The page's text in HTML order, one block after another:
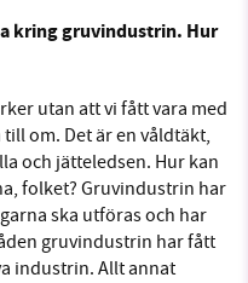
kring gruvindustrin. Hur
utan att vi fått vara med
om. Det är en våldtäkt,
och jätteledsen. Hur kan
folket? Gruvindustrin har
ska utföras och har
gruvindustrin har fått
industrin. Allt annat